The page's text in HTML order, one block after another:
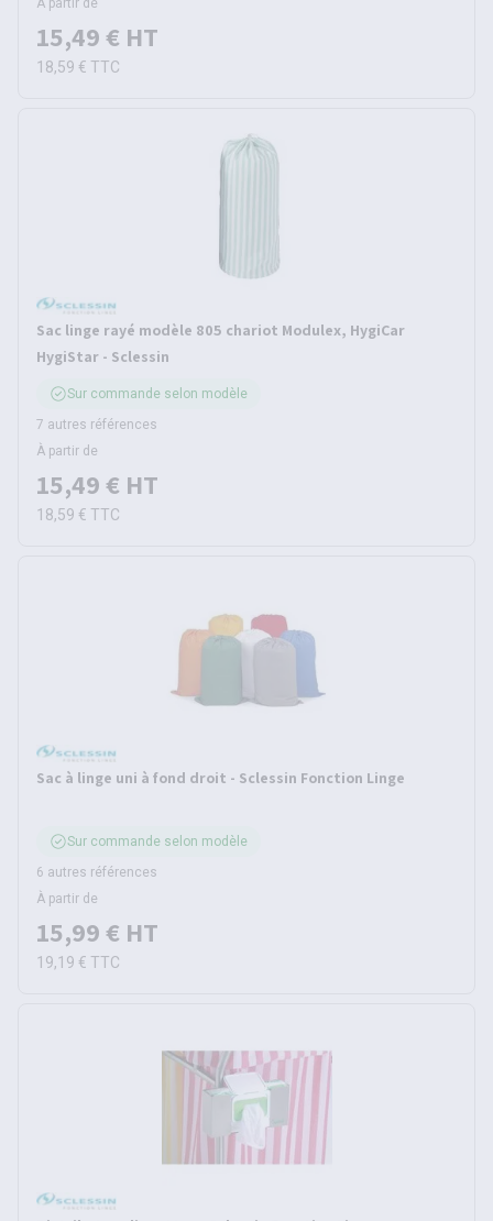
À partir de
15,49 € HT
18,59 € TTC
Sac linge rayé modèle 805 chariot Modulex, HygiCar
HygiStar - Sclessin
Sur commande selon modèle
7 autres références
À partir de
15,49 € HT
18,59 € TTC
Sac à linge uni à fond droit - Sclessin Fonction Linge
Sur commande selon modèle
6 autres références
À partir de
15,99 € HT
19,19 € TTC